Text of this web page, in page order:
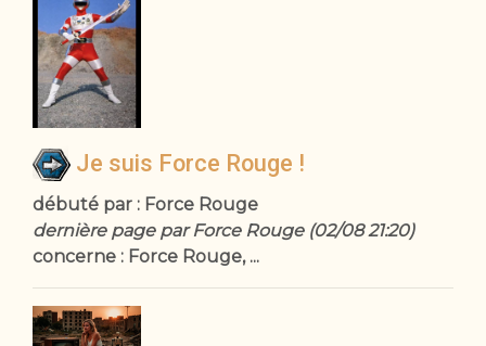
Je suis Force Rouge !
débuté par : Force Rouge
dernière page par Force Rouge (02/08 21:20)
concerne : Force Rouge, ...